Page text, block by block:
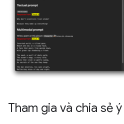
Tham gia và chia sẻ